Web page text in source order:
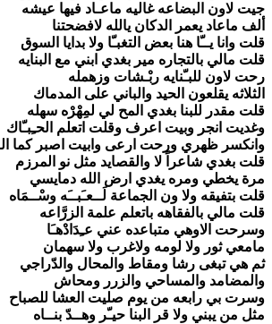
جيت لاون البضاعه غاليه ماعـاد فيها عيشه
ألف ماعاد يعمر الدكان يالله لافضحتنا
قلت وانا يــّا هنا بعض التغبـّا ولا بدايا السوق
قلت مالي بالتجاره مير بغدي ابني مع البنايه
رحت لاون للبـّنايه ربْـشات وزهمله
الثلاثه يقلعون الحيد والباني على المدماك
قلت مقدر للبنا بغدي المح لي لمِهْرْه سهله
وغديت انجر وبيت اعرف وقلت اتعلم الحـِبـّاك
وانكسر ظهري ورحت ارعى وابيت اصبر كما
قلت بغدي شاعراً لا والقصايد مثل نو المرزم
مرة يخطي ومره يغدي ارض الله دمايسي
قلت بتفيقه ولا ون الجماعة لَــعـَبــَه وسْــمَاه
قلت مالي بالفقاهه باتعلم علمة الزرَّاعه
وسرحت الاوهي متباعده عني عـِدَادْهـَا
مامعي ثور ولا لومه ولاغرب ولا سهمان
ثم هي تبغى رشا ومقاط والمحال والدّراجي
والمضامد والمساحي والزرر ومحاش
وسرت بي رابعه من يوم صليت العشا للصباح
مثل من يبني ولا قر البنا حيـّر وهــدّ بنــاه